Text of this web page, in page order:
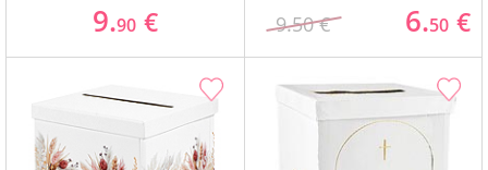
9.90 € 9.50 € 6.50 €